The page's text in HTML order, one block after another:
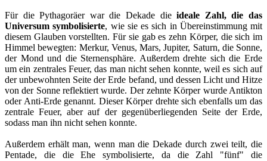
Für die Pythagoräer war die Dekade dieideale Zahl, die das
Universum symbolisierte, wie sie es sich in Übereinstimmung mit
diesem Glauben vorstellten. Für sie gab es zehn Körper, die sich im
Himmel bewegten: Merkur, Venus, Mars, Jupiter, Saturn, die Sonne,
der Mond und die Sternensphäre. Außerdem drehte sich die Erde
um ein zentrales Feuer, das man nicht sehen konnte, weil es sich auf
der unbewohnten Seite der Erde befand, und dessen Licht und Hitze
von der Sonne reflektiert wurde. Der zehnte Körper wurde Antikton
oder Anti-Erde genannt. Dieser Körper drehte sich ebenfalls um das
zentrale Feuer, aber auf der gegenüberliegenden Seite der Erde,
sodass man ihn nicht sehen konnte.
Außerdem erhält man, wenn man die Dekade durch zwei teilt, die
Pentade, die die Ehe symbolisierte, da die Zahl "fünf" die